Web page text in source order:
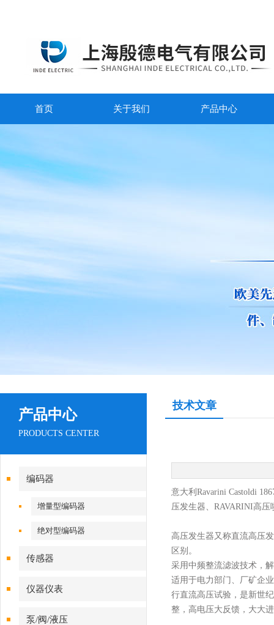
首页 关于我们 产品中心
产品中心
PRODUCTS CENTER
编码器
增量型编码器
绝对型编码器
传感器
仪器仪表
泵/阀/液压
技术文章
意大利 Ravarini Castoldi
压发生器、RAVARINI高
高压发生器又称直流高压
区别。
采用中频整流滤波技术，
适用于电力部门、厂矿企
行直流高压试验，是新世
整，高电压大反馈，大大